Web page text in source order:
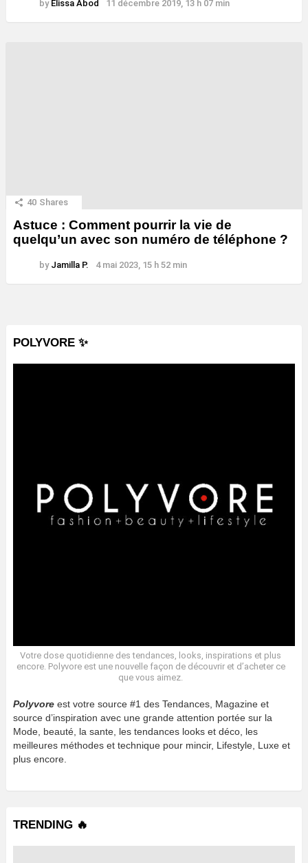
by Elissa Abod 11 décembre 2019, 13 h 07 min
40 Shares
Astuce : Comment pourrir la vie de
quelqu’un avec son numéro de téléphone ?
by Jamilla P. 4 mai 2023, 15 h 52 min
POLYVORE ✨
Votre dose quotidienne des tendances, looks, inspirations et plus
encore. Polyvore est une nouvelle façon de découvrir et d’acheter ce
que vous aimez.
Polyvore est votre source #1 des Tendances, Magazine et
source d’inspiration avec une grande attention portée sur la
Mode, beauté, la sante, les tendances looks et déco, les
meilleures méthodes et technique pour mincir, Lifestyle, Luxe et
plus encore.
TRENDING 🔥